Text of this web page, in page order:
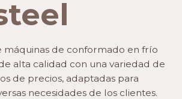
máquinas de conformado en frío
alta calidad con una variedad de
de precios, adaptadas para
necesidades de los clientes.